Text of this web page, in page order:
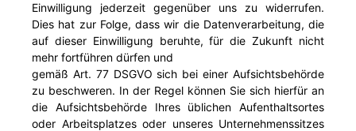
Einwilligung jederzeit gegenüber uns zu widerrufen.
Dies hat zur Folge, dass wir die Datenverarbeitung, die
auf dieser Einwilligung beruhte, für die Zukunft nicht
mehr fortführen dürfen und
gemäß Art. 77 DSGVO sich bei einer Aufsichtsbehörde
zu beschweren. In der Regel können Sie sich hierfür an
die Aufsichtsbehörde Ihres üblichen Aufenthaltsortes
oder Arbeitsplatzes oder unseres Unternehmenssitzes